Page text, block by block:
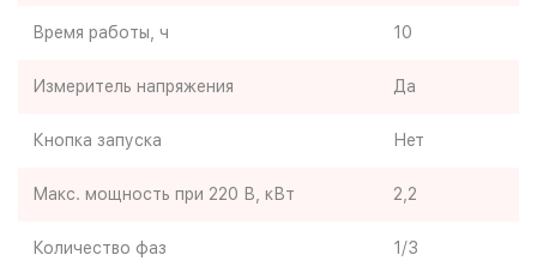
Время работы, ч 10
Измеритель напряжения Да
Кнопка запуска Нет
Макс. мощность при 220 В, кВт 2,2
Количество фаз 1/3